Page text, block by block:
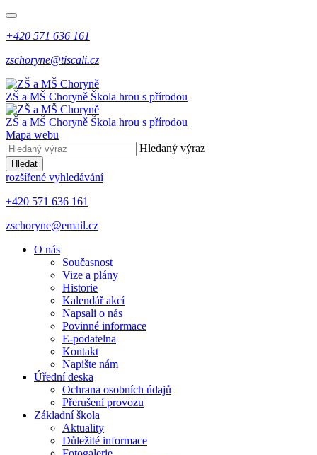
+420 571 636 161
zschoryne@tiscali.cz
ZŠ a MŠ Choryně Škola hrou s přírodou
ZŠ a MŠ Choryně Škola hrou s přírodou
Mapa webu
Hledaný výraz
Hledat
rozšířené vyhledávání
+420 571 636 161
zschoryne@email.cz
O nás
Současnost
Vize a plány
Historie
Kalendář akcí
Napsali o nás
Povinné informace
E-podatelna
Kontakt
Napište nám
Úřední deska
Ochrana osobních údajů
Přerušení provozu
Základní škola
Aktuality
Důležité informace